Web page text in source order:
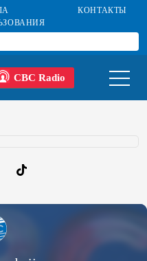
КОНТАКТЫ
CBC Radio